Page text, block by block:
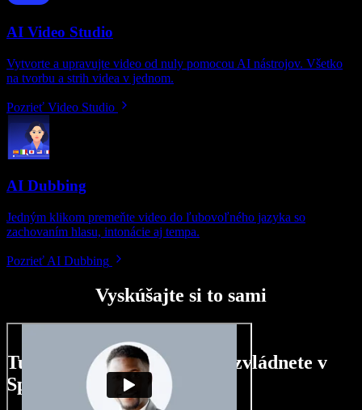
AI Video Studio
Vytvorte a upravujte video od nuly pomocou AI nástrojov. Všetko
na tvorbu a strih videa v jednom.
Pozrieť Video Studio
AI Dubbing
Jedným klikom premeňte video do ľubovoľného jazyka so
zachovaním hlasu, intonácie aj tempa.
Pozrieť AI Dubbing
Vyskúšajte si to sami
Tu je malá ukážka toho, čo zvládnete v
Speechify Studio.